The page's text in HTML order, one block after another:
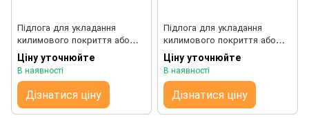
Підлога для укладання
килимового покриття або
ПВХ-плитки W38BA-A
Ціну уточнюйте
В наявності
Дізнатися ціну
Підлога для укладання
килимового покриття або
ПВХ-плитки W38BS-S
Ціну уточнюйте
В наявності
Дізнатися ціну